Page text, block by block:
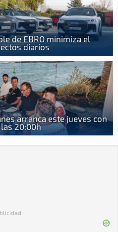
de EBRO minimiza el
diarios
arranca este jueves con
20:00h